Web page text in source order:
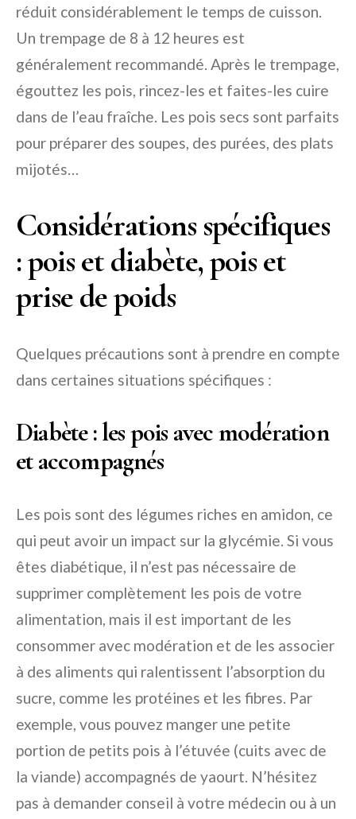
réduit considérablement le temps de cuisson.
Un trempage de 8 à 12 heures est
généralement recommandé. Après le trempage,
égouttez les pois, rincez-les et faites-les cuire
dans de l’eau fraîche. Les pois secs sont parfaits
pour préparer des soupes, des purées, des plats
mijotés…
Considérations spécifiques
: pois et diabète, pois et
prise de poids
Quelques précautions sont à prendre en compte
dans certaines situations spécifiques :
Diabète : les pois avec modération
et accompagnés
Les pois sont des légumes riches en amidon, ce
qui peut avoir un impact sur la glycémie. Si vous
êtes diabétique, il n’est pas nécessaire de
supprimer complètement les pois de votre
alimentation, mais il est important de les
consommer avec modération et de les associer
à des aliments qui ralentissent l’absorption du
sucre, comme les protéines et les fibres. Par
exemple, vous pouvez manger une petite
portion de petits pois à l’étuvée (cuits avec de
la viande) accompagnés de yaourt. N’hésitez
pas à demander conseil à votre médecin ou à un